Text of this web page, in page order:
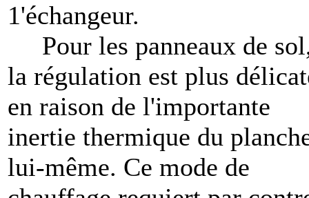
1'échangeur.
Pour les panneaux de
la régulation est plus
en raison de l'importante
inertie thermique du
lui-même. Ce mode de